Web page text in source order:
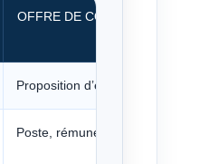
OFFRE DE CONTRAT DE
Proposition d’embauche
Poste, rémunération, date